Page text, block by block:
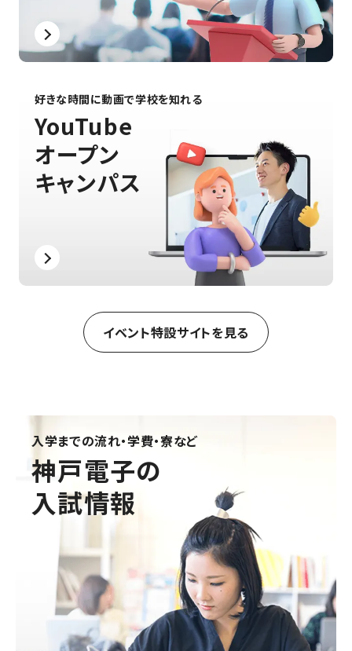
好きな時間に動画で学校を知れる
YouTube
オープン
キャンパス
イベント特設サイトを見る
入学までの流れ・学費・寮など
神戸電子の
入試情報